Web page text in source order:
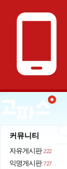
phone_android
커뮤니티
자유게시판 222
익명게시판 727